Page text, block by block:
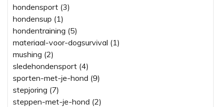
hondensport (3)
hondensup (1)
hondentraining (5)
materiaal-voor-dogsurvival (1)
mushing (2)
sledehondensport (4)
sporten-met-je-hond (9)
stepjoring (7)
steppen-met-je-hond (2)